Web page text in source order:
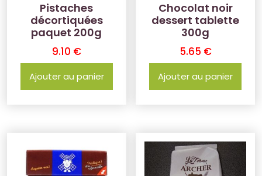
Pistaches
décortiquées
paquet 200g
9.10 €
Ajouter au panier
Chocolat noir
dessert tablette
300g
5.65 €
Ajouter au panier